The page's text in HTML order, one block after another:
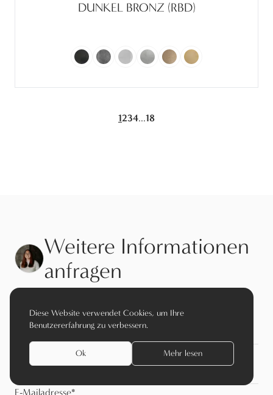
DUNKEL BRONZ (RBD)
1234...18
Weitere Informationen
anfragen
Name*
E-Mailadresse*
Diese Website verwendet Cookies, um Ihre
Benutzererfahrung zu verbessern.
Ok Mehr lesen